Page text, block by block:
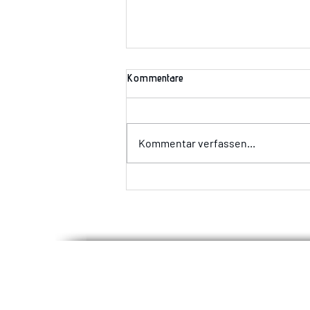
Wir suchen Dich!!!
Kommentare
Kommentar verfassen...